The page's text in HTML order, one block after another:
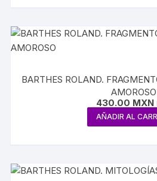
BARTHES ROLAND.
AMOROSO
430.00 MXN
AÑADIR AL